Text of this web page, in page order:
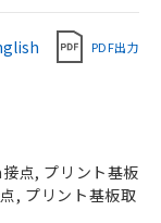
PDF出力
点, プリント基板
, プリント基板取